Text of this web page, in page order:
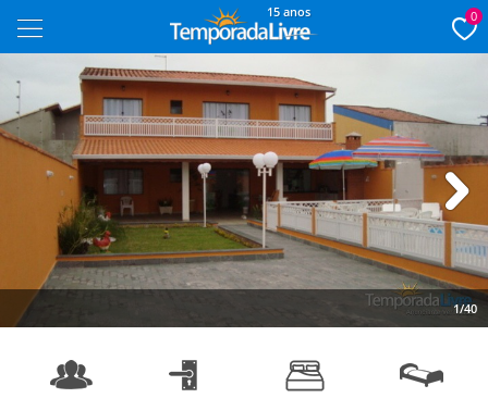
15 anos 0
1/40
Next